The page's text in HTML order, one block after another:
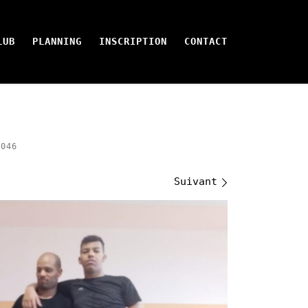
PLANNING INSCRIPTION CONTACT
Suivant